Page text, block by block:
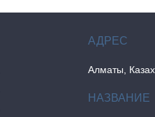
Алматы,